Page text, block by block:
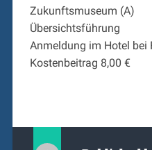
Zukunftsmuseum (A)
Übersichtsführung
Anmeldung im Hotel bei
Kostenbeitrag 8,00 €